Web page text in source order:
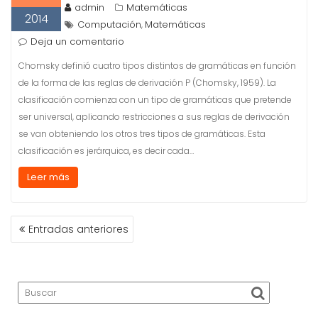
2014
admin
Matemáticas
Computación, Matemáticas
Deja un comentario
Chomsky definió cuatro tipos distintos de gramáticas en función
de la forma de las reglas de derivación P (Chomsky, 1959). La
clasificación comienza con un tipo de gramáticas que pretende
ser universal, aplicando restricciones a sus reglas de derivación
se van obteniendo los otros tres tipos de gramáticas. Esta
clasificación es jerárquica, es decir cada…
Leer más
NAVEGACIÓN
DEEntradas anteriores